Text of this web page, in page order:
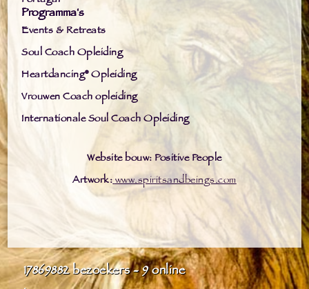
Programma's
Events & Retreats
Soul Coach Opleiding
Heartdancing® Opleiding
Vrouwen Coach opleiding
Internationale Soul Coach Opleiding
Website bouw: Positive People
Artwork:www.spiritsandbeings.com
17869882bezoekers - 9 online